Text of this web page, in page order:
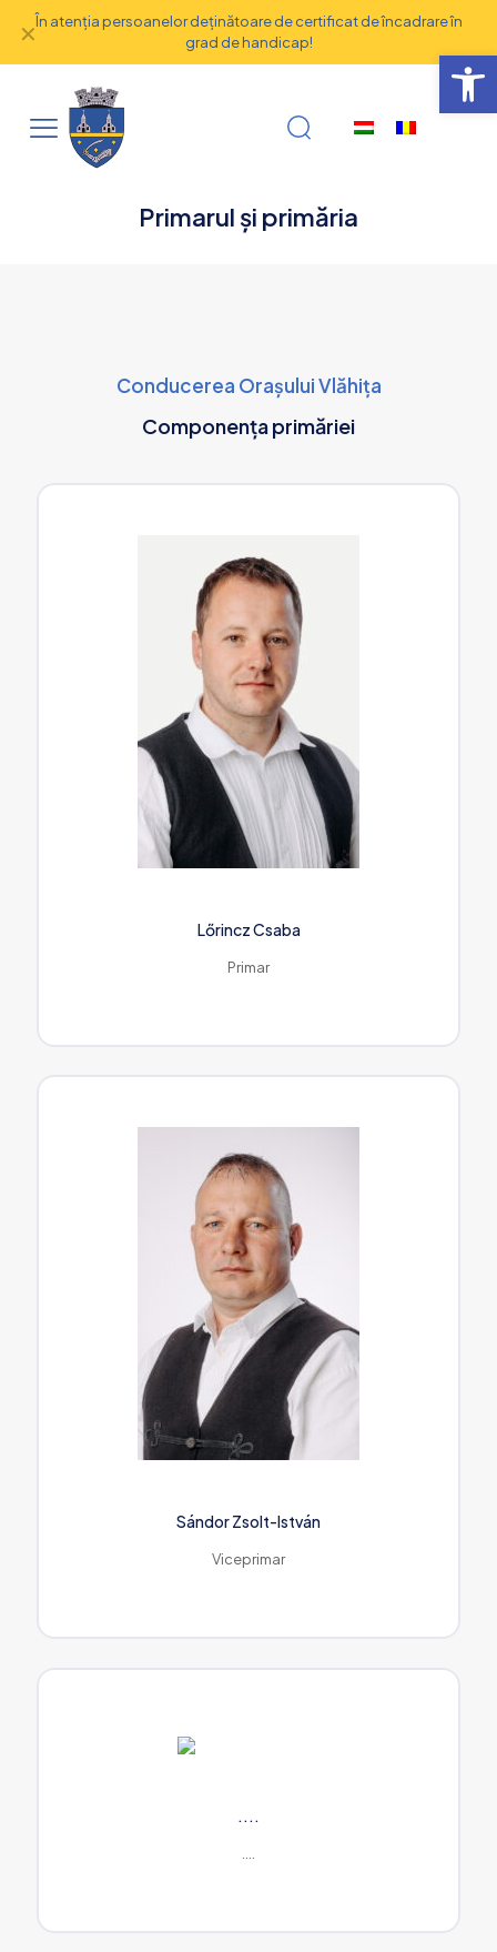
În atenţia persoanelor deţinătoare de certificat de încadrare în
grad de handicap!
✕
Primarul și primăria
Conducerea Orașului Vlăhița
Componența primăriei
Lőrincz Csaba
Primar
Sándor Zsolt-István
Viceprimar
....